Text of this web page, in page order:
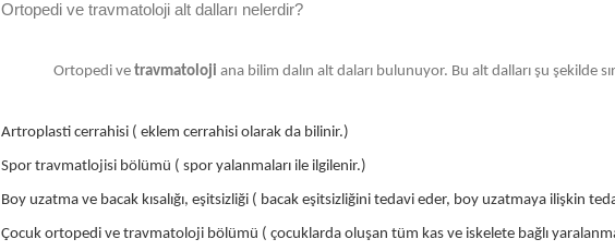
Ortopedi ve travmatoloji alt dalları nelerdir?
Ortopedi ve travmatoloji ana bilim dalın alt daları bulunuyor. Bu alt dalları şu şekilde
Artroplasti cerrahisi ( eklem cerrahisi olarak da bilinir.)
Spor travmatlojisi bölümü ( spor yalanmaları ile ilgilenir.)
Boy uzatma ve bacak kısalığı, eşitsizliği ( bacak eşitsizliğini tedavi eder, boy uzatmaya ilişkin
Çocuk ortopedi ve travmatoloji bölümü ( çocuklarda oluşan tüm kas ve iskelete bağlı